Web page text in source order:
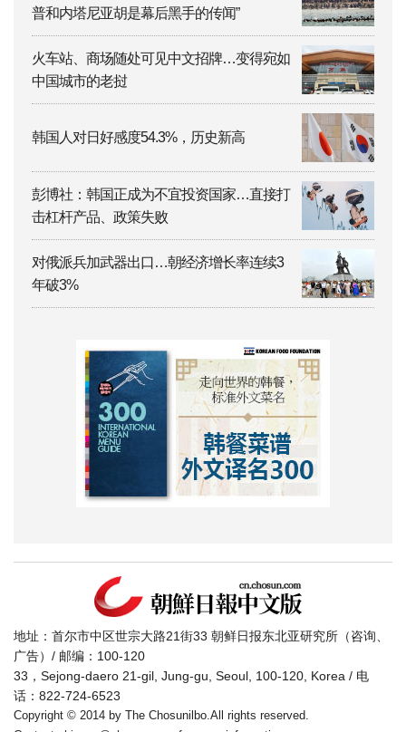
普和内塔尼亚胡是幕后黑手的传闻”
火车站、商场随处可见中文招牌…变得宛如
中国城市的老挝
韩国人对日好感度54.3%，历史新高
彭博社：韩国正成为不宜投资国家…直接打
击杠杆产品、政策失败
对俄派兵加武器出口…朝经济增长率连续3
年破3%
地址：首尔市中区世宗大路21街33 朝鲜日报东北亚研究所（咨询、
广告）/ 邮编：100-120
33，Sejong-daero 21-gil, Jung-gu, Seoul, 100-120, Korea / 电
话：822-724-6523
Copyright © 2014 by The Chosunilbo.All rights reserved.